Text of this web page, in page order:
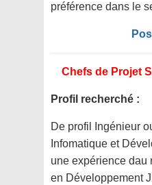
préférence dans le
Chefs de Projet
Profil recherché :
De profil Ingénieur
Infomatique et
une expérience dau
en Développement